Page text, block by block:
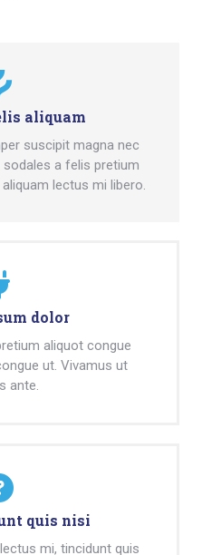
aliquam
suscipit magna nec
a felis pretium
lectus mi libero.
dolor
aliquot congue
ut. Vivamus ut
ante.
quis nisi
mi, tincidunt quis